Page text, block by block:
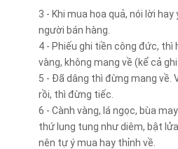
3 - Khi mua hoa quả, nói lời
người bán hàng.
4 - Phiếu ghi tiền công đức, thì
vàng, không mang về (kể cả
5 - Đã dâng thì đừng mang về.
rồi, thì đừng tiếc.
6 - Cành vàng, lá ngọc, bùa
thứ lung tung như diêm, bật
nên tự ý mua hay thỉnh về.